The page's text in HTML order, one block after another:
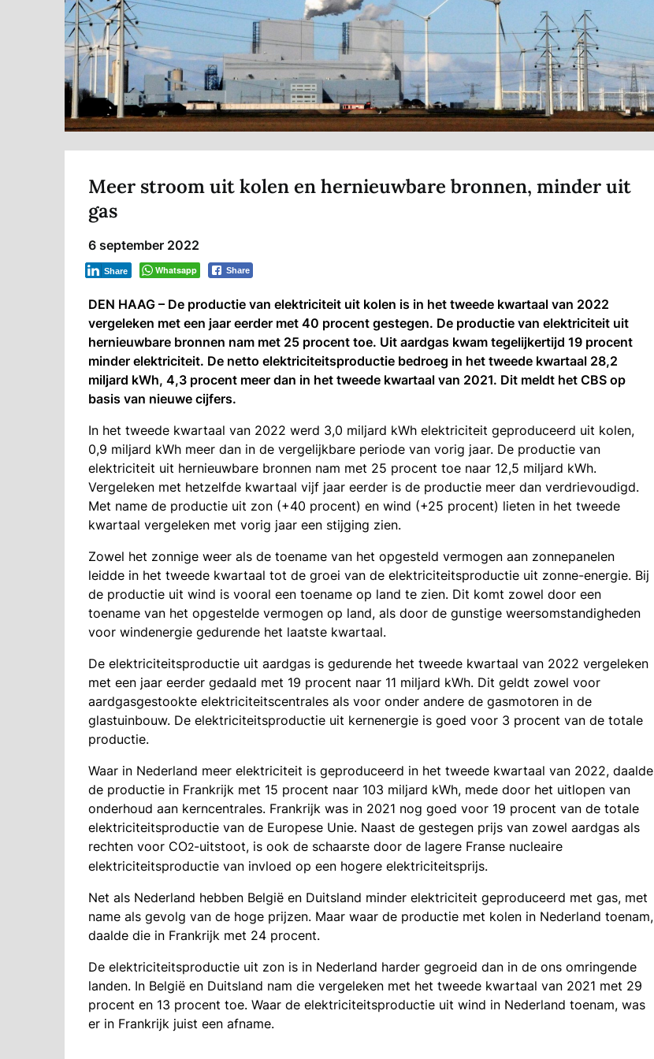
Meer stroom uit kolen en hernieuwbare bronnen, minder uit
gas
6 september 2022
Whatsapp Share
Share
DEN HAAG – De productie van elektriciteit uit kolen is in het tweede kwartaal van 2022
vergeleken met een jaar eerder met 40 procent gestegen. De productie van elektriciteit uit
hernieuwbare bronnen nam met 25 procent toe. Uit aardgas kwam tegelijkertijd 19 procent
minder elektriciteit. De netto elektriciteitsproductie bedroeg in het tweede kwartaal 28,2
miljard kWh, 4,3 procent meer dan in het tweede kwartaal van 2021. Dit meldt het CBS op
basis van nieuwe cijfers.
In het tweede kwartaal van 2022 werd 3,0 miljard kWh elektriciteit geproduceerd uit kolen,
0,9 miljard kWh meer dan in de vergelijkbare periode van vorig jaar. De productie van
elektriciteit uit hernieuwbare bronnen nam met 25 procent toe naar 12,5 miljard kWh.
Vergeleken met hetzelfde kwartaal vijf jaar eerder is de productie meer dan verdrievoudigd.
Met name de productie uit zon (+40 procent) en wind (+25 procent) lieten in het tweede
kwartaal vergeleken met vorig jaar een stijging zien.
Zowel het zonnige weer als de toename van het opgesteld vermogen aan zonnepanelen
leidde in het tweede kwartaal tot de groei van de elektriciteitsproductie uit zonne-energie. Bij
de productie uit wind is vooral een toename op land te zien. Dit komt zowel door een
toename van het opgestelde vermogen op land, als door de gunstige weersomstandigheden
voor windenergie gedurende het laatste kwartaal.
De elektriciteitsproductie uit aardgas is gedurende het tweede kwartaal van 2022 vergeleken
met een jaar eerder gedaald met 19 procent naar 11 miljard kWh. Dit geldt zowel voor
aardgasgestookte elektriciteitscentrales als voor onder andere de gasmotoren in de
glastuinbouw. De elektriciteitsproductie uit kernenergie is goed voor 3 procent van de totale
productie.
Waar in Nederland meer elektriciteit is geproduceerd in het tweede kwartaal van 2022, daalde
de productie in Frankrijk met 15 procent naar 103 miljard kWh, mede door het uitlopen van
onderhoud aan kerncentrales. Frankrijk was in 2021 nog goed voor 19 procent van de totale
elektriciteitsproductie van de Europese Unie. Naast de gestegen prijs van zowel aardgas als
rechten voor CO2-uitstoot, is ook de schaarste door de lagere Franse nucleaire
elektriciteitsproductie van invloed op een hogere elektriciteitsprijs.
Net als Nederland hebben België en Duitsland minder elektriciteit geproduceerd met gas, met
name als gevolg van de hoge prijzen. Maar waar de productie met kolen in Nederland toenam,
daalde die in Frankrijk met 24 procent.
De elektriciteitsproductie uit zon is in Nederland harder gegroeid dan in de ons omringende
landen. In België en Duitsland nam die vergeleken met het tweede kwartaal van 2021 met 29
procent en 13 procent toe. Waar de elektriciteitsproductie uit wind in Nederland toenam, was
er in Frankrijk juist een afname.